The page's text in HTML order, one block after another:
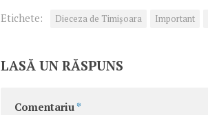
Etichete: Dieceza de Timișoara Important
LASĂ UN RĂSPUNS
Comentariu *